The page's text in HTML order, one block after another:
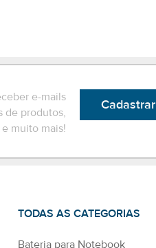
e-mails
de produtos,
muito mais!
Cadastrar
TODAS AS CATEGORIAS
Bateria para Notebook